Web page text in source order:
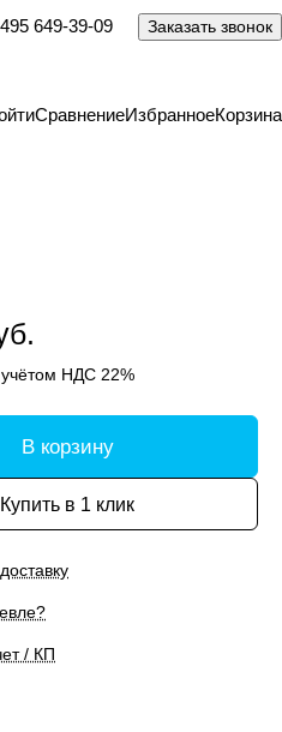
649-39-09 Заказать звонок
СравнениеИзбранноеКорзина
НДС 22%
В корзину
Купить в 1 клик
/ КП